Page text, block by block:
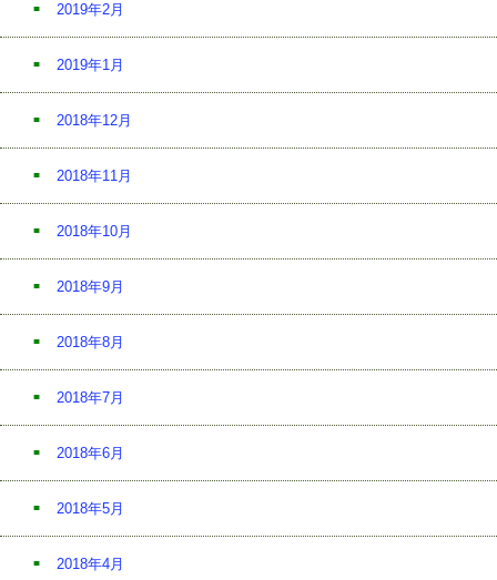
2019年2月
2019年1月
2018年12月
2018年11月
2018年10月
2018年9月
2018年8月
2018年7月
2018年6月
2018年5月
2018年4月